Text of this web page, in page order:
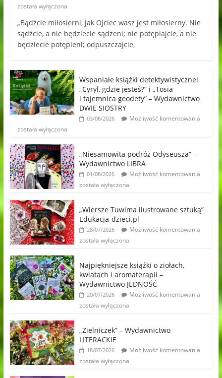
została wyłączona
„Bądźcie miłosierni, jak Ojciec wasz jest miłosierny. Nie
sądźcie, a nie będziecie sądzeni; nie potępiajcie, a nie
będziecie potępieni; odpuszczajcie,
Wspaniałe książki detektywistyczne!
„Cyryl, gdzie jesteś?” i „Tosia
i tajemnica geodety” – Wydawnictwo
DWIE SIOSTRY
03/08/2026
Możliwość komentowania
została wyłączona
„Niesamowita podróż Odyseusza” –
Wydawnictwo LIBRA
01/08/2026
Możliwość komentowania
została wyłączona
„Wiersze Tuwima ilustrowane sztuką”
Edukacja-dzieci.pl
28/07/2026
Możliwość komentowania
została wyłączona
Najpiękniejsze książki o ziołach,
kwiatach i aromaterapii –
Wydawnictwo JEDNOŚĆ
20/07/2026
Możliwość komentowania
została wyłączona
„Zielniczek” – Wydawnictwo
LITERACKIE
18/07/2026
Możliwość komentowania
została wyłączona